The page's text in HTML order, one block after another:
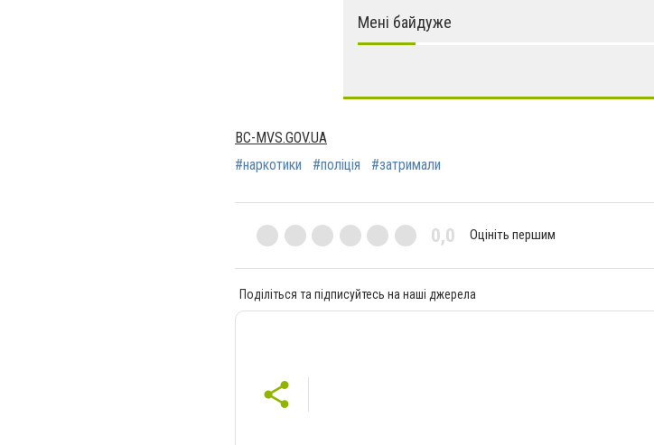
Мені байдуже
BC-MVS.GOV.UA
#наркотики
#поліція #затримали
0,0 Оцініть першим
Поділіться та підписуйтесь на наші джерела